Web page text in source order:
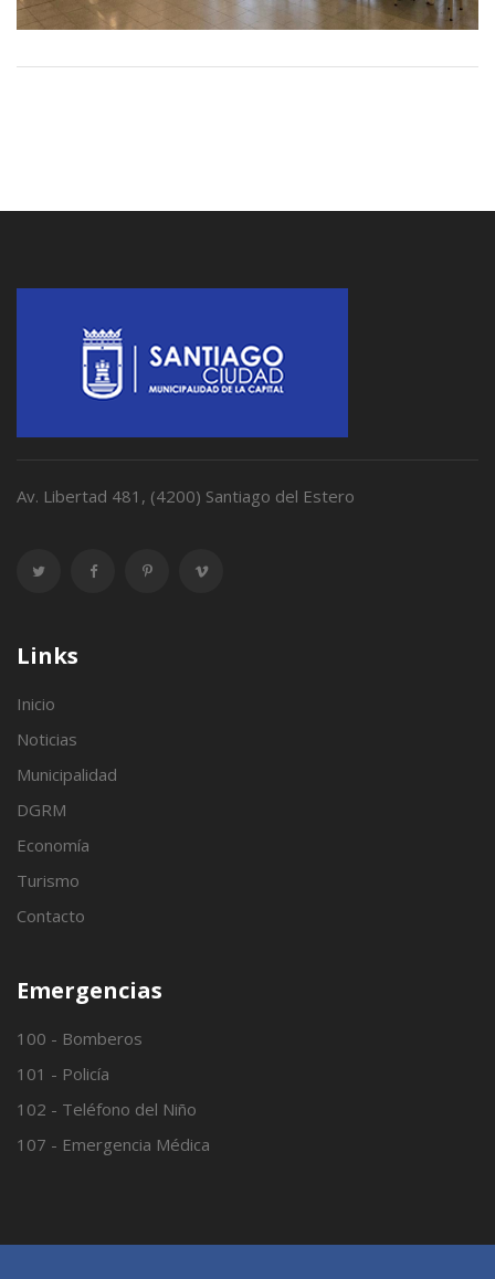
Av. Libertad 481, (4200) Santiago del Estero
Links
Inicio
Noticias
Municipalidad
DGRM
Economía
Turismo
Contacto
Emergencias
100 - Bomberos
101 - Policía
102 - Teléfono del Niño
107 - Emergencia Médica